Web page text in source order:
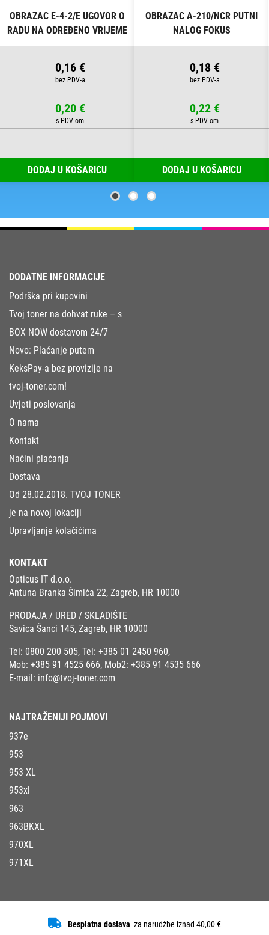
OBRAZAC E-4-2/E UGOVOR O
RADU NA ODREĐENO VRIJEME
FOKUS
0,16 €
0,20 €
DODAJ U KOŠARICU
OBRAZAC A-210/NCR PUTNI
NALOG FOKUS
0,18 €
0,22 €
DODAJ U KOŠARICU
DODATNE INFORMACIJE
Podrška pri kupovini
Tvoj toner na dohvat ruke – s
BOX NOW dostavom 24/7
Novo: Plaćanje putem
KeksPay-a bez provizije na
tvoj-toner.com!
Uvjeti poslovanja
O nama
Kontakt
Načini plaćanja
Dostava
Od 28.02.2018. TVOJ TONER
je na novoj lokaciji
Upravljanje kolačićima
KONTAKT
Opticus IT d.o.o.
Antuna Branka Šimića 22, Zagreb, HR 10000
PRODAJA / URED / SKLADIŠTE
Savica Šanci 145, Zagreb, HR 10000
Tel: 0800 200 505, Tel: +385 01 2450 960,
Mob: +385 91 4525 666, Mob2: +385 91 4535 666
E-mail: info@tvoj-toner.com
NAJTRAŽENIJI POJMOVI
937e
953
953 XL
953xl
963
963BKXL
970XL
971XL
Besplatna dostava za narudžbe iznad 40,00 €